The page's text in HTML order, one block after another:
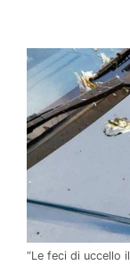
“Le feci di uccello